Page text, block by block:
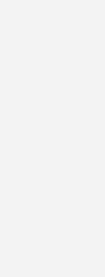
Er ist mit einem
die direkte
nach
und